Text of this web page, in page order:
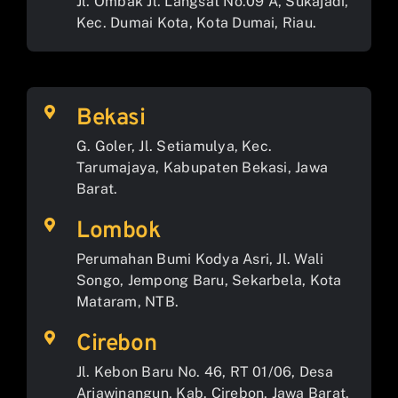
Kec. Dumai Kota, Kota Dumai, Riau.
Bekasi
G. Goler, Jl. Setiamulya, Kec.
Tarumajaya, Kabupaten Bekasi, Jawa
Barat.
Lombok
Perumahan Bumi Kodya Asri, Jl. Wali
Songo, Jempong Baru, Sekarbela, Kota
Mataram, NTB.
Cirebon
Jl. Kebon Baru No. 46, RT 01/06, Desa
Arjawinangun, Kab. Cirebon, Jawa Barat.